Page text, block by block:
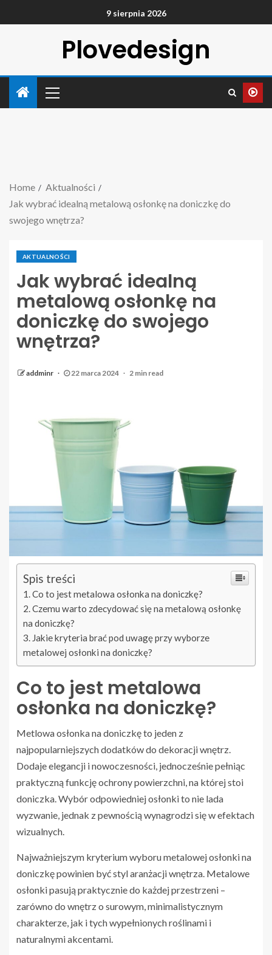
9 sierpnia 2026
Plovedesign
Home
Aktualności
Jak wybrać idealną metalową osłonkę na doniczkę do
swojego wnętrza?
AKTUALNOŚCI
Jak wybrać idealną
metalową osłonkę na
doniczkę do swojego
wnętrza?
addminr 22 marca 2024 2 min read
Spis treści
Co to jest metalowa osłonka na doniczkę?
Czemu warto zdecydować się na metalową osłonkę
na doniczkę?
Jakie kryteria brać pod uwagę przy wyborze
metalowej osłonki na doniczkę?
Co to jest metalowa
osłonka na doniczkę?
Metlowa osłonka na doniczkę to jeden z
najpopularniejszych dodatków do dekoracji wnętrz.
Dodaje elegancji i nowoczesności, jednocześnie pełniąc
praktyczną funkcję ochrony powierzchni, na której stoi
doniczka. Wybór odpowiedniej osłonki to nie lada
wyzwanie, jednak z pewnością wynagrodzi się w efektach
wizualnych.
Najważniejszym kryterium wyboru metalowej osłonki na
doniczkę powinien być styl aranżacji wnętrza. Metalowe
osłonki pasują praktycznie do każdej przestrzeni –
zarówno do wnętrz o surowym, minimalistycznym
charakterze, jak i tych wypełnionych roślinami i
naturalnymi akcentami.